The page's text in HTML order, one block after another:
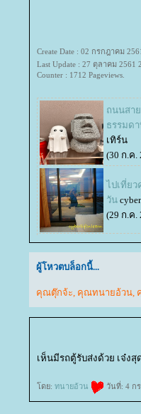
Create Date : 02 กรกฎาคม
Last Update : 27 ตุลาคม 2561
Counter : 1712 Pageviews.
ถนนสา
ธรรมด
เทิร์น
(30 ก.ค.
ไปเที่ย
วัน
(29 ก.ค.
ผู้โหวตบล็อกนี้...
คุณตุ๊กจ้ะ, คุณทนายอ้วน,
เห็นมีรถตู้รับส่งด้วย เจ๋งสุ
ดย: ทนายอ้วน วันที่: 4 กร